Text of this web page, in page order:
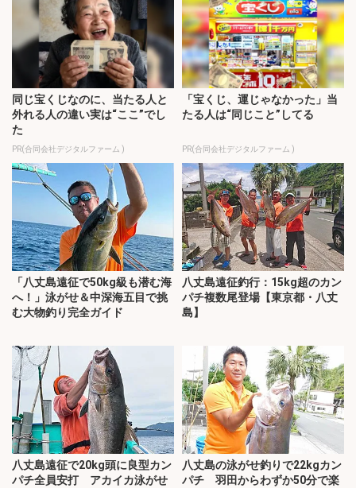
同じ宝くじなのに、当たる人と
外れる人の違い実は“ここ”でし
た
PR(合同会社デジタルファーム )
「宝くじ、運じゃなかった」当
たる人は“同じこと”してる
PR(合同会社デジタルファーム )
「八丈島遠征で50kg級も潜む海
へ！」泳がせ＆中深海五目で挑
む大物釣り完全ガイド
八丈島遠征釣行：15kg超のカン
パチ複数尾登場【東京都・八丈
島】
八丈島遠征で20kg頭に良型カン
パチ全員安打 アカイカ泳がせ
八丈島の泳がせ釣りで22kgカン
パチ 羽田からわずか50分で楽